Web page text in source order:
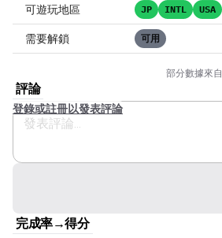
可遊玩地區 JP INTL USA
需要解鎖 可用
部分數據來自
評論
登錄或註冊以發表評論
完成率→得分